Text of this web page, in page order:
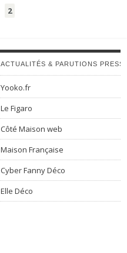
2
ACTUALITÉS & PARUTIONS
Yooko.fr
Le Figaro
Côté Maison web
Maison Française
Cyber Fanny Déco
Elle Déco